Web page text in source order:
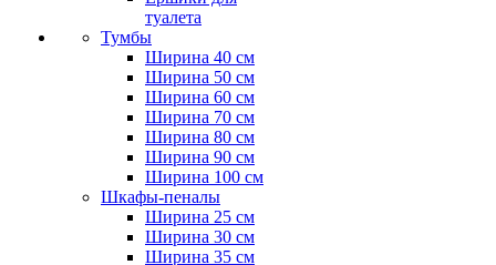
туалета
Тумбы
Ширина 40 см
Ширина 50 см
Ширина 60 см
Ширина 70 см
Ширина 80 см
Ширина 90 см
Ширина 100 см
Шкафы-пеналы
Ширина 25 см
Ширина 30 см
Ширина 35 см